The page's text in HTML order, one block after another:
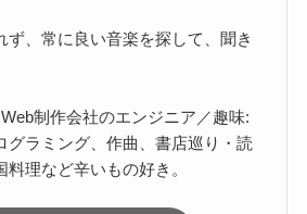
ず、常に良い音楽を探して、聞き
制作会社のエンジニア／趣味:
グラミング、作曲、書店巡り・読
理など辛いもの好き。